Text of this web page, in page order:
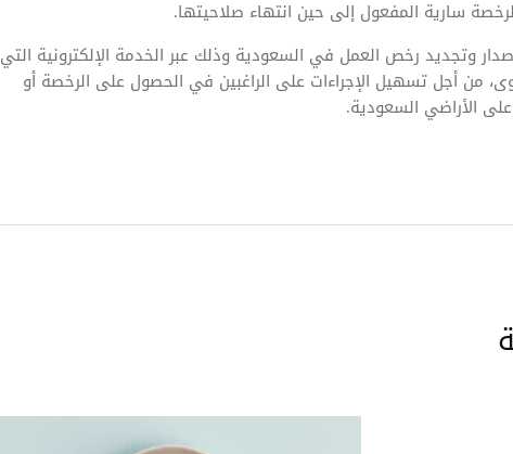
سارية المفعول إلى حين انتهاء صلاحيتها.
وتجديد رخص العمل في السعودية وذلك عبر الخدمة الإلكترونية التي
من أجل تسهيل الإجراءات على الراغبين في الحصول على الرخصة أو
الأراضي السعودية.